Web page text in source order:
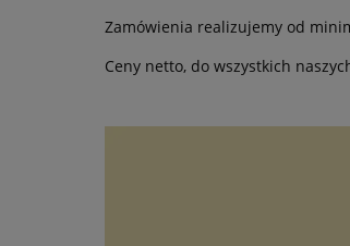
Zamówienia realizujemy od
Ceny netto, do wszystkich